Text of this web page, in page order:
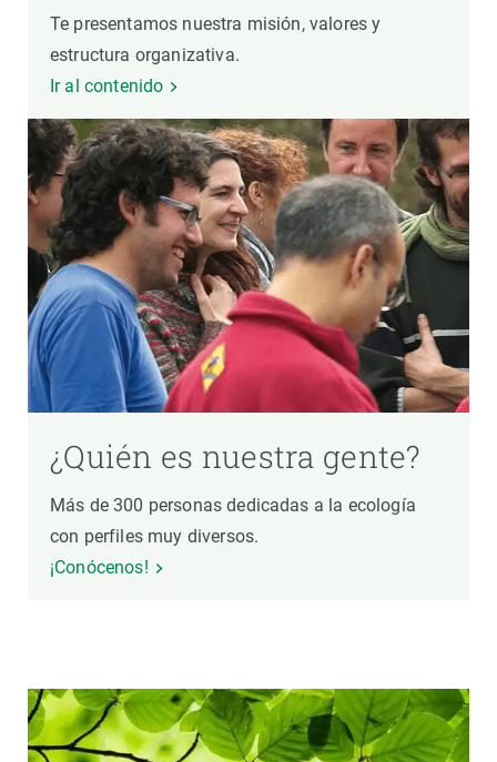
Te presentamos nuestra misión, valores y
estructura organizativa.
Ir al contenido
¿Quién es nuestra gente?
Más de 300 personas dedicadas a la ecología
con perfiles muy diversos.
¡Conócenos!